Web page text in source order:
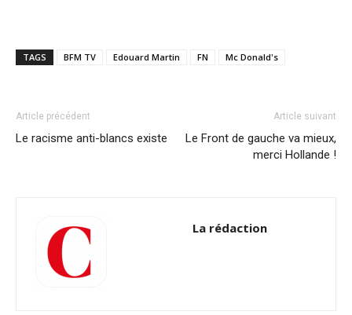
TAGS BFM TV Edouard Martin FN Mc Donald's
Article précédent
Le racisme anti-blancs existe
Article suivant
Le Front de gauche va mieux,
merci Hollande !
La rédaction